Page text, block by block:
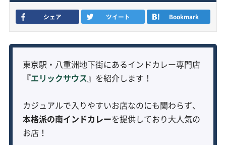
シェア ツイート Bookmark
東京駅・八重洲地下街にあるインドカレー専門店
『エリックサウス 』を紹介します！
カジュアルで入りやすいお店なのにも関わらず、
本格派の南インドカレーを提供しており大人気の
お店！